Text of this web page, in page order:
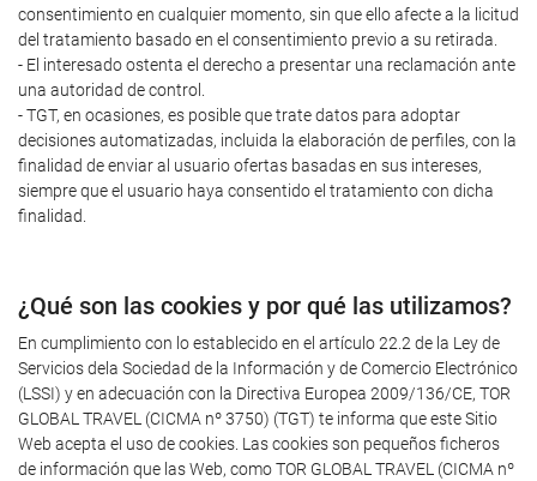
consentimiento en cualquier momento, sin que ello afecte a la licitud
del tratamiento basado en el consentimiento previo a su retirada.
- El interesado ostenta el derecho a presentar una reclamación ante
una autoridad de control.
- TGT, en ocasiones, es posible que trate datos para adoptar
decisiones automatizadas, incluida la elaboración de perfiles, con la
finalidad de enviar al usuario ofertas basadas en sus intereses,
siempre que el usuario haya consentido el tratamiento con dicha
finalidad.
¿Qué son las cookies y por qué las utilizamos?
En cumplimiento con lo establecido en el artículo 22.2 de la Ley de
Servicios dela Sociedad de la Información y de Comercio Electrónico
(LSSI) y en adecuación con la Directiva Europea 2009/136/CE, TOR
GLOBAL TRAVEL (CICMA nº 3750) (TGT) te informa que este Sitio
Web acepta el uso de cookies. Las cookies son pequeños ficheros
de información que las Web, como TOR GLOBAL TRAVEL (CICMA nº